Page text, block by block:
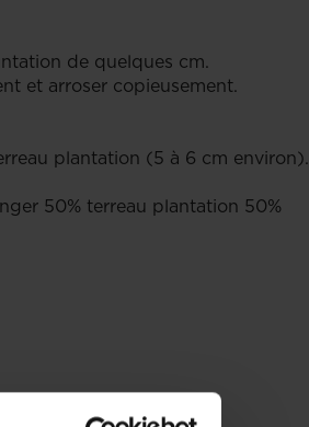
de quelques cm.
et arroser copieusement.
plantation (5 à 6 cm environ).
50% terreau plantation 50%